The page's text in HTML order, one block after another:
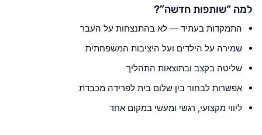
למה “שותפות חדשה”?
התמקדות בעתיד — לא בהתנצחות על העבר
שמירה על הילדים ועל היציבות המשפחתית
שליטה בקצב ובתוצאות התהליך
אפשרות לבחור בין שלום בית לפרידה מכבדת
ליווי מקצועי, רגשי ומעשי במקום אחד